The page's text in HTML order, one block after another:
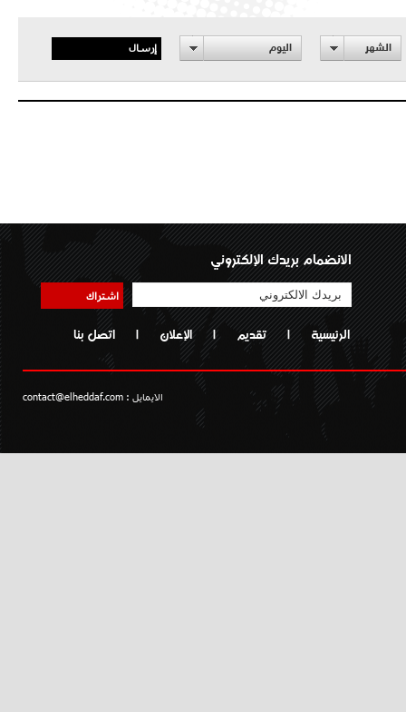
الشهر اليوم إرسال
الانضمام بريدك الإلكتروني
اشتراك
الرئيسية | تقديم | الإعلان | اتصل بنا
الايمايل : contact@elheddaf.com